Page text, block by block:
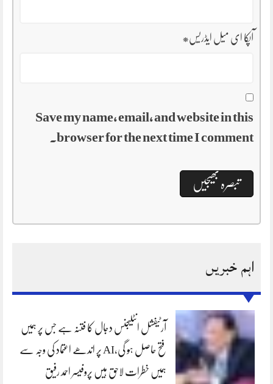
آپکا ای میل ایڈریس*
Save my name, email, and website in this
browser for the next time I comment.
اہم خبریں
آرٹیفشل انٹلیجنس دجال کا فتنہ ہے جس پر ہمیں
فتح حاصل ہو گی،AI پر اندھے اعتماد کی وجہ سے
ہمیں خطرات لاحق ہیں پروفیسر احمد رفیق